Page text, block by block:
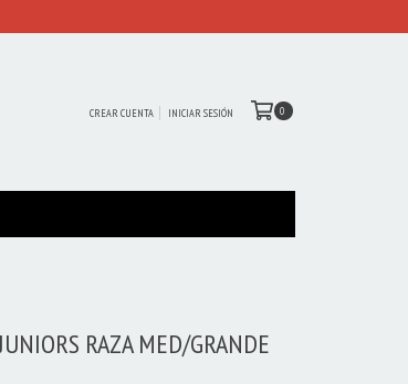
CREAR CUENTA INICIAR SESIÓN 0
RAZA MED/GRANDE